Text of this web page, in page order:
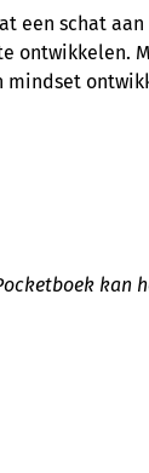
een schat
ontwikkelen.
mindset
kan